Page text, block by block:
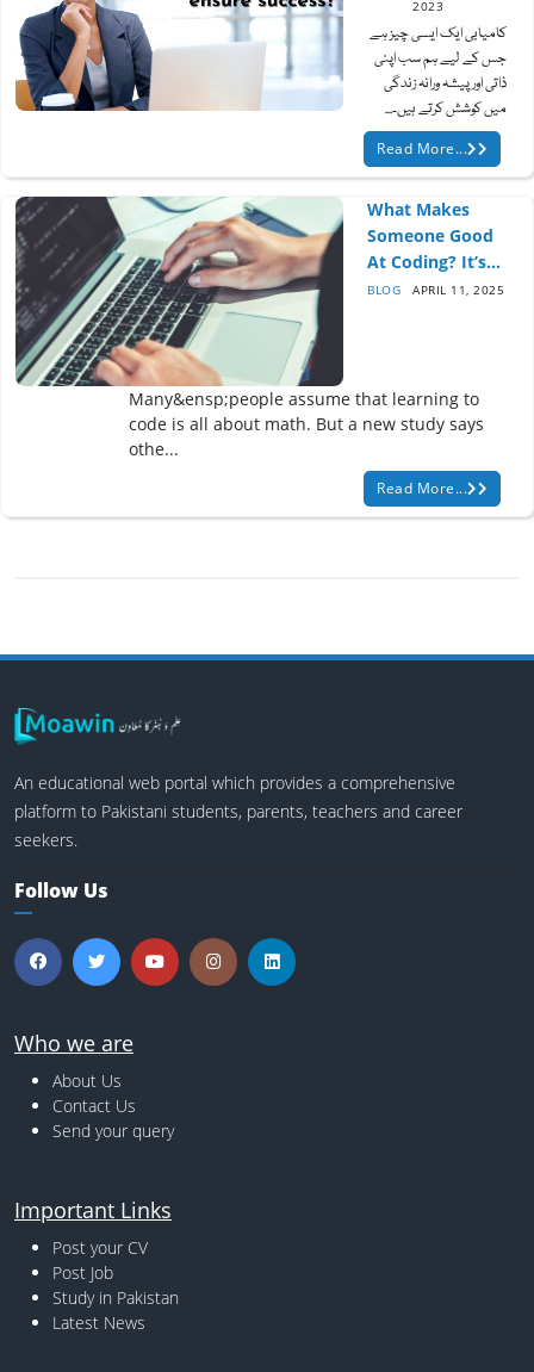
2023
کامیابی ایک ایسی چیز ہے
جس کے لیے ہم سب اپنی
ذاتی اور پیشہ ورانہ زندگی
میں کوشش کرتے ہیں۔...
Read More...
What Makes
Someone Good
At Coding? It’s...
BLOG APRIL 11, 2025
Many&ensp;people assume that learning to
code is all about math. But a new study says
othe...
Read More...
An educational web portal which provides a comprehensive
platform to Pakistani students, parents, teachers and career
seekers.
Follow Us
Who we are
About Us
Contact Us
Send your query
Important Links
Post your CV
Post Job
Study in Pakistan
Latest News